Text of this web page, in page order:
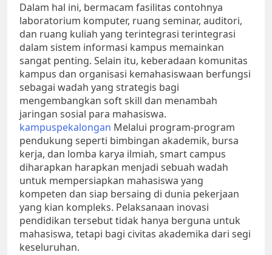
Dalam hal ini, bermacam fasilitas contohnya
laboratorium komputer, ruang seminar, auditori,
dan ruang kuliah yang terintegrasi terintegrasi
dalam sistem informasi kampus memainkan
sangat penting. Selain itu, keberadaan komunitas
kampus dan organisasi kemahasiswaan berfungsi
sebagai wadah yang strategis bagi
mengembangkan soft skill dan menambah
jaringan sosial para mahasiswa.
kampuspekalongan Melalui program-program
pendukung seperti bimbingan akademik, bursa
kerja, dan lomba karya ilmiah, smart campus
diharapkan harapkan menjadi sebuah wadah
untuk mempersiapkan mahasiswa yang
kompeten dan siap bersaing di dunia pekerjaan
yang kian kompleks. Pelaksanaan inovasi
pendidikan tersebut tidak hanya berguna untuk
mahasiswa, tetapi bagi civitas akademika dari segi
keseluruhan.